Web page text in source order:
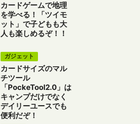
カードゲームで地理
を学べる！「ツイモ
ット」で子どもも大
人も楽しめるぞ！！
ガジェット
カードサイズのマル
チツール
「PockeTool2.0」は
キャンプだけでなく
デイリーユースでも
便利だぞ！